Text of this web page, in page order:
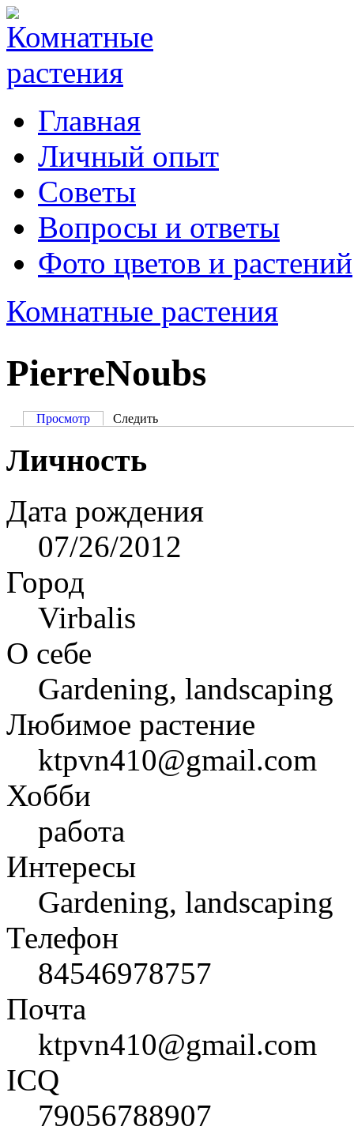
Главная
Личный опыт
Советы
Вопросы и ответы
Фото цветов и растений
Комнатные растения
PierreNoubs
Просмотр Следить
Личность
Дата рождения
07/26/2012
Город
Virbalis
О себе
Gardening, landscaping
Любимое растение
ktpvn410@gmail.com
Хобби
работа
Интересы
Gardening, landscaping
Телефон
84546978757
Почта
ktpvn410@gmail.com
ICQ
79056788907